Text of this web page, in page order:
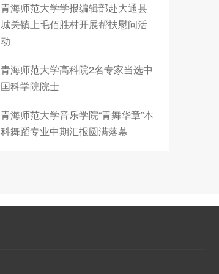
青海师范大学学报编辑部赴大通县
城关镇上毛佰胜村开展帮扶慰问活
动
青海师范大学高科院2名专家当选中
国科学院院士
青海师范大学音乐学院“青舞华章”本
科舞蹈专业中期汇报圆满落幕